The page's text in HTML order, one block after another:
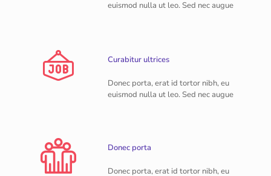
euismod nulla ut leo. Sed nec augue
Curabitur ultrices
Donec porta, erat id tortor nibh, eu
euismod nulla ut leo. Sed nec augue
Donec porta
Donec porta, erat id tortor nibh, eu